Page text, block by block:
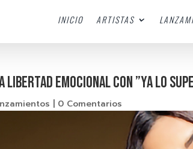
INICIO ARTISTAS
emocional con ”Ya Lo
| 0 Comentarios